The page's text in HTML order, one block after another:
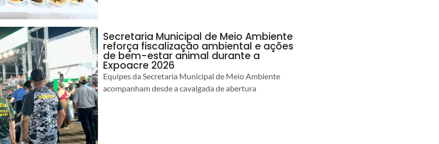
Secretaria Municipal de Meio Ambiente
reforça fiscalização ambiental e ações
de bem-estar animal durante a
Expoacre 2026
Equipes da Secretaria Municipal de Meio Ambiente
acompanham desde a cavalgada de abertura